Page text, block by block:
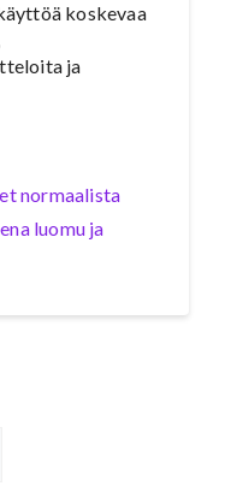
koskevaa
ja
normaalista
luomu ja